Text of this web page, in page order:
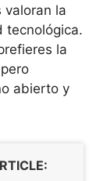
valoran la
tecnológica.
la
abierto y